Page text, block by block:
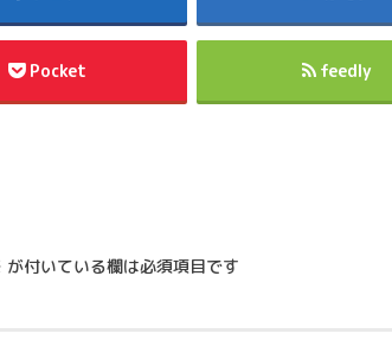
Pocket feedly
が付いている欄は必須項目です